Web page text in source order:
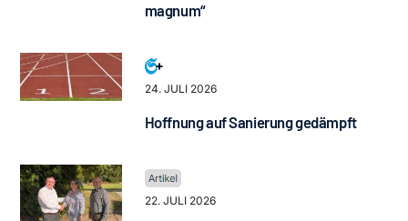
magnum“
24. JULI 2026
Hoffnung auf Sanierung gedämpft
22. JULI 2026